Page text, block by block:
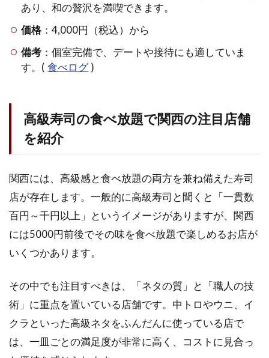
5000
寿司
食べ
満足
でき
る人
気店
2.1.1
しっと
う屋
（大阪
府河内
長野
市）(食
2.2
ラン
グで
選ぶ
大阪
あり、和の贅沢を満喫できます。
価格 ：4,000円（税込）から
備考 ：個室完備で、デートや接待にも適していま
す。( 食べログ )
高級寿司の食べ放題で関西の注目店舗
を紹介
関西には、高級感と食べ放題の両方を兼ね備えた寿司
店が存在します。一般的に高級寿司と聞くと「一貫数
百円～千円以上」というイメージがありますが、関西
には5000円前後でその味を食べ放題で楽しめるお店が
いくつかあります。
その中でも注目すべきは、「ネタの質」と「職人の技
術」に重点を置いている店舗です。中トロやウニ、イ
クラといった高級ネタをふんだんに使っている店で
は、一皿ごとの満足度が非常に高く、コストに見合っ